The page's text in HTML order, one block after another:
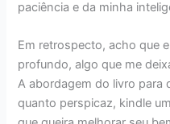
paciência e da minha
Em retrospecto, acho que
profundo, algo que me
A abordagem do livro para
quanto perspicaz, kindle